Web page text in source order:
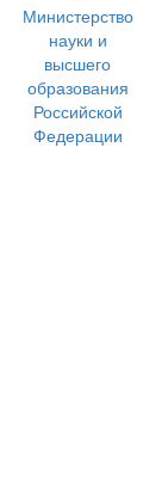
Министерство
науки и
высшего
образования
Российской
Федерации